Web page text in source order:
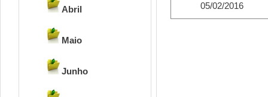
Abril
Maio
Junho
05/02/2016